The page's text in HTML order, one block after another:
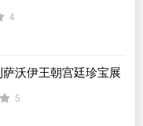
4
沃伊王朝宫廷珍宝展
5